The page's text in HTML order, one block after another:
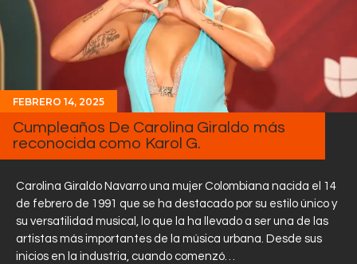
Programas
Noticias
Sobre Nosotros
Contactos
FEBRERO 14, 2025
Cumpleaños De Carolina Giraldo más
reconocida como Karol G.
Carolina Giraldo Navarro una mujer Colombiana nacida el 14
de febrero de 1991 que se ha destacado por su estilo único y
su versatilidad musical, lo que la ha llevado a ser una de las
artistas más importantes de la música urbana. Desde sus
inicios en la industria, cuando comenzó…